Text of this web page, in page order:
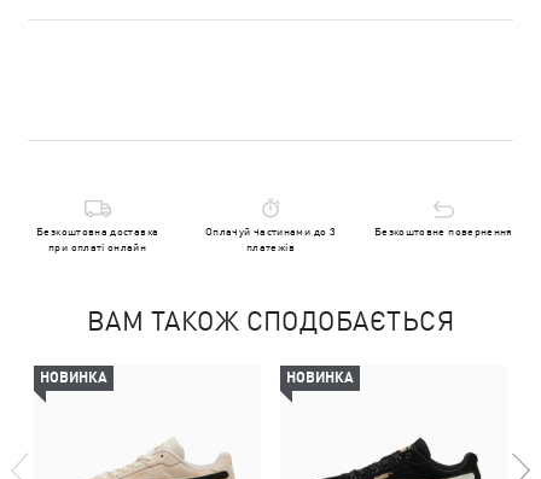
Безкоштовна доставка
при оплаті онлайн
Оплачуй частинами до 3
платежів
Безкоштовне повернення
ВАМ ТАКОЖ СПОДОБАЄТЬСЯ
НОВИНКА НОВИНКА